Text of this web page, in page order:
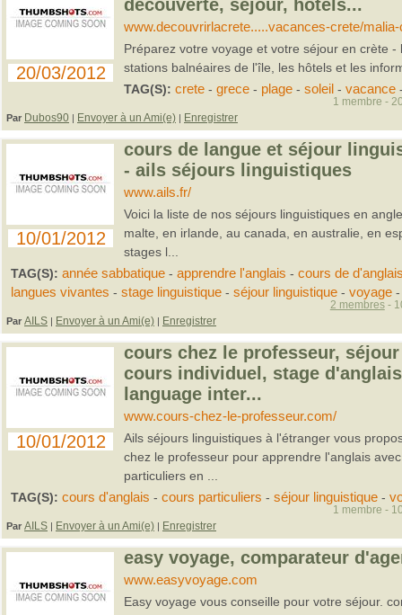
20/03/2012
découverte, séjour, hôtels...
www.decouvrirlacrete.....vacances-crete/malia-
Préparez votre voyage et votre séjour en crète -
stations balnéaires de l'île, les hôtels et les
TAG(S): crete- grece- plage- soleil - vacance
Par Dubos90 | Envoyer à un Ami(e) | Enregistrer
1 membre -
10/01/2012
cours de langue et séjour
- ails séjours linguistiques
www.ails.fr/
Voici la liste de nos séjours linguistiques en
malte, en irlande, au canada, en australie, en
stages l...
TAG(S): année sabbatique - apprendre l'anglais - cours de
langues vivantes - stage linguistique - séjour linguistique - voyage -
Par AILS | Envoyer à un Ami(e) | Enregistrer
2 membres-
10/01/2012
cours chez le professeur,
cours individuel, stage
language inter...
www.cours-chez-le-professeur.com/
Ails séjours linguistiques à l'étranger vous
chez le professeur pour apprendre l'anglais
particuliers en ...
TAG(S): cours d'anglais - cours particuliers - séjour linguistique -
Par AILS | Envoyer à un Ami(e) | Enregistrer
1 membre -
easy voyage, comparateur
www.easyvoyage.com
Easy voyage vous conseille pour votre séjour.